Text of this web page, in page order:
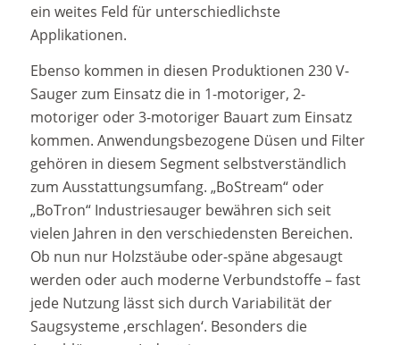
ein weites Feld für unterschiedlichste
Applikationen.
Ebenso kommen in diesen Produktionen 230 V-
Sauger zum Einsatz die in 1-motoriger, 2-
motoriger oder 3-motoriger Bauart zum Einsatz
kommen. Anwendungsbezogene Düsen und Filter
gehören in diesem Segment selbstverständlich
zum Ausstattungsumfang. „BoStream“ oder
„BoTron“ Industriesauger bewähren sich seit
vielen Jahren in den verschiedensten Bereichen.
Ob nun nur Holzstäube oder-späne abgesaugt
werden oder auch moderne Verbundstoffe – fast
jede Nutzung lässt sich durch Variabilität der
Saugsysteme ‚erschlagen‘. Besonders die